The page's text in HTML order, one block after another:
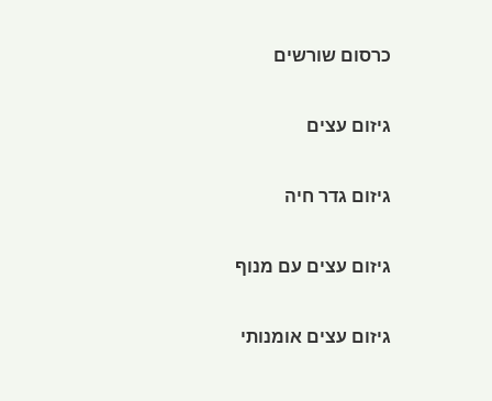
כרסום שורשים
גיזום עצים
גיזום גדר חיה
גיזום עצים עם מנוף
גיזום עצים אומנותי